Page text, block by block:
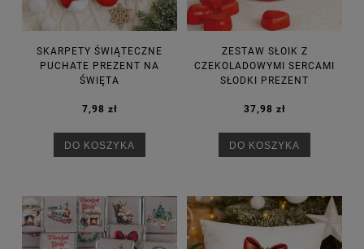
SKARPETY ŚWIĄTECZNE
PUCHATE PREZENT NA
ŚWIĘTA
7,98 zł
DO KOSZYKA
ZESTAW SŁOIK Z
CZEKOLADOWYMI SERCAMI
SŁODKI PREZENT
37,98 zł
DO KOSZYKA